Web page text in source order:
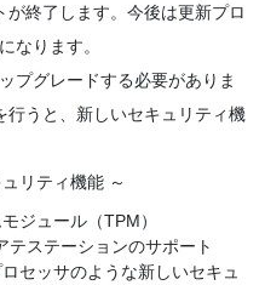
終了します。今後は更新プロ
なります。
プグレードする必要がありま
行うと、新しいセキュリティ機
リティ機能 ～
ジュール（TPM）
ステーションのサポート
セッサのような新しいセキュ